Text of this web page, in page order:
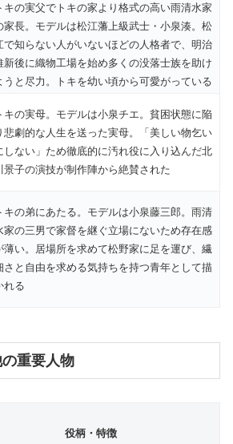
キの実父でトキの家より格式の高い雨清水家
家長。モデルは松江藩上級武士・小泉湊。松
で知らない人がいないほどの人格者で、明治
新後に織物工場を始め多くの没落士族を助け
うと尽力。トキを幼い頃から可愛がっている
キの実母。モデルは小泉チエ。貧困状態に陥
悲劇的な人生を送った実母。「美しい物乞い
しない」ため徹底的に汚れ役に入り込んだ北
景子の演技が制作陣から絶賛された
キの弟にあたる。モデルは小泉藤三郎。雨清
家の三男で家督を継ぐ立場にないため存在感
薄い。居場所を求めて松野家に足を運び、繊
さと自由を求める気持ちを持つ青年として描
れる
重要人物
役柄・特徴